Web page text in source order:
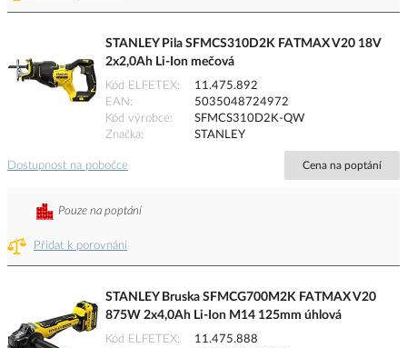
STANLEY Pila SFMCS310D2K FATMAX V20 18V
2x2,0Ah Li-Ion mečová
Kód ELFETEX
11.475.892
EAN
5035048724972
Kód výrobce
SFMCS310D2K-QW
Značka
STANLEY
Dostupnost na pobočce Cena na poptání
Přidat k porovnání
Pouze na poptání
STANLEY Bruska SFMCG700M2K FATMAX V20
875W 2x4,0Ah Li-Ion M14 125mm úhlová
Kód ELFETEX
11.475.888